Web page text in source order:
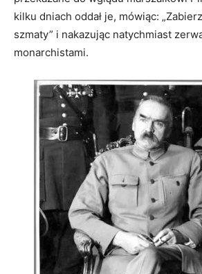
kilku dniach oddał je, mówiąc:
szmaty” i nakazując natychmiast
monarchistami.